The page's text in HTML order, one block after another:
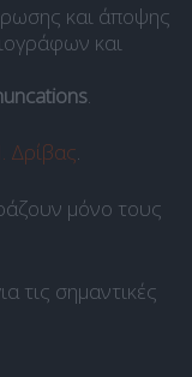
και άποψης
και
.
Δρίβας.
μόνο τους
τις σημαντικές